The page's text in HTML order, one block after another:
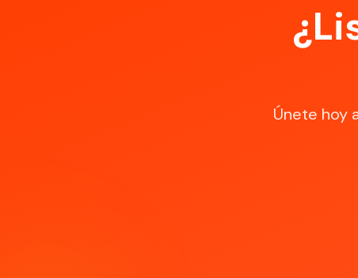
Únete hoy